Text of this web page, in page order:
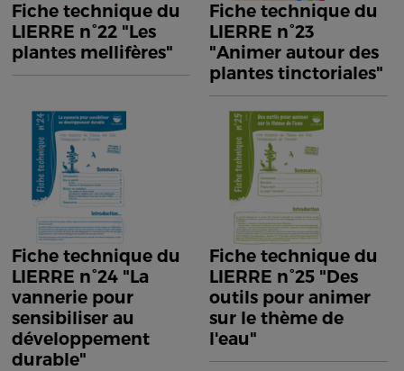
Fiche technique du
LIERRE n°22 "Les
plantes mellifères"
Fiche technique du
LIERRE n°23
"Animer autour des
plantes tinctoriales"
Fiche technique du
LIERRE n°24 "La
vannerie pour
sensibiliser au
développement
durable"
Fiche technique du
LIERRE n°25 "Des
outils pour animer
sur le thème de
l'eau"